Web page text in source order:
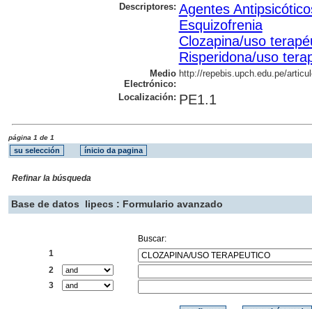
Descriptores: Agentes
Esquizofrenia
Clozapina/uso
Risperidona/uso
Medio
Electrónico:
http://repebis.upch.edu.pe/
Localización: PE1.1
página 1 de 1
Refinar la búsqueda
Base de datos lipecs : Formulario avanzado
Buscar:
1
2
3